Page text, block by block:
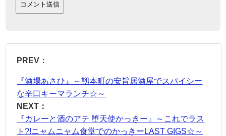
PREV：
『酒場あさひ』～靱本町の安旨居酒屋でスパイシー
な辛口キーマランチ☆～
NEXT：
『カレーと酒のアテ 堕天使かっきー』～これでラス
ト?!ニャムニャム食堂でのかっきーLAST GIGS☆～